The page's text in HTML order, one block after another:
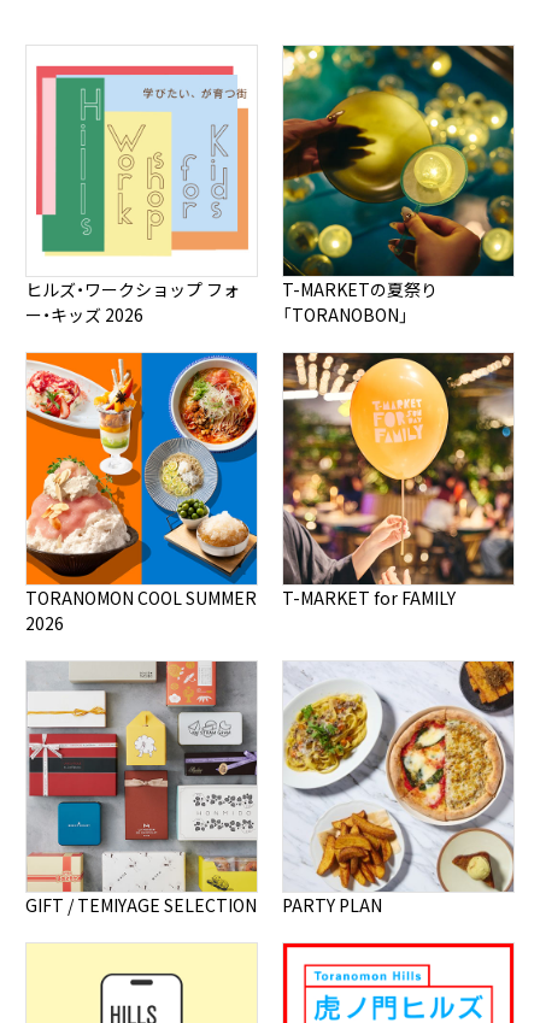
ヒルズ・ワークショップ フォ
ー・キッズ 2026
T-MARKETの夏祭り
「TORANOBON」
TORANOMON COOL SUMMER
2026
T-MARKET for FAMILY
GIFT / TEMIYAGE SELECTION PARTY PLAN